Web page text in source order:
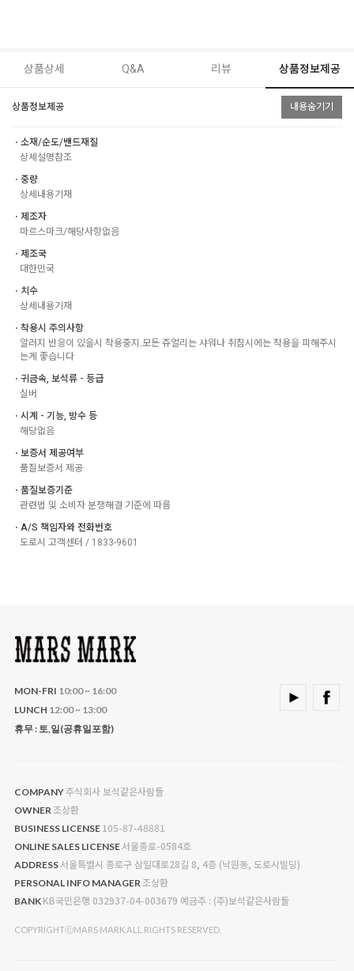
상품상세 Q&A 리뷰 상품정보제공
상품정보제공 내용숨기기
ㆍ소재/순도/밴드재질
상세설명참조
ㆍ중량
상세내용기재
ㆍ제조자
마르스마크/해당사항없음
ㆍ제조국
대한민국
ㆍ치수
상세내용기재
ㆍ착용시 주의사항
알러지 반응이 있을시 착용중지.모든 쥬얼리는 샤워나 취침시에는 착용을 피해주시
는게 좋습니다
ㆍ귀금속, 보석류 - 등급
실버
ㆍ시계 - 기능, 방수 등
해당없음
ㆍ보증서 제공여부
품질보증서 제공
ㆍ품질보증기준
관련법 및 소비자 분쟁해결 기준에 따름
ㆍA/S 책임자와 전화번호
도로시 고객센터 / 1833-9601
MON-FRI 10:00 ~ 16:00
LUNCH 12:00 ~ 13:00
휴무 : 토,일(공휴일포함)
COMPANY 주식회사 보석같은사람들
OWNER 조상환
BUSINESS LICENSE 105-87-48881
ONLINE SALES LICENSE서울종로-0584호
ADDRESS서울특별시 종로구 삼일대로28길 8, 4층 (낙원동, 도로시빌딩)
PERSONAL INFO MANAGER 조상환
BANK KB국민은행 032937-04-003679 예금주 : (주)보석같은사람들
COPYRIGHTⓒMARS MARK.ALL RIGHTS RESERVED.